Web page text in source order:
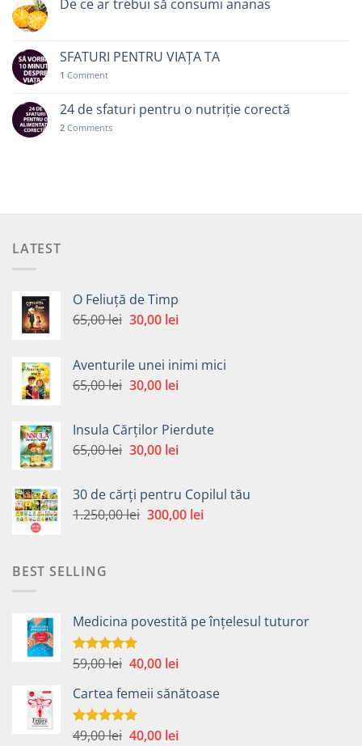
De ce ar trebui să consumi ananas
SFATURI PENTRU VIAȚA TA
1 Comment
24 de sfaturi pentru o nutriție corectă
2 Comments
LATEST
O Feliuță de Timp
65,00lei Prețul
fost:
65,00 lei.
30,00 leiPrețul
30,00 lei.
Aventurile unei inimi mici
65,00lei Prețul
fost:
65,00 lei.
30,00 leiPrețul
30,00 lei.
Insula Cărților Pierdute
65,00lei Prețul
fost:
65,00 lei.
30,00 leiPrețul
30,00 lei.
30 de cărți pentru Copilul tău
1.250,00lei Prețul
300,00 leiPrețul
BEST SELLING
Medicina povestită pe înțelesul tuturor
Evaluat la
59,00lei Prețul
a
fost:
59,00 lei.
40,00 leiPrețul
este:
Cartea femeii sănătoase
Evaluat la
49,00lei Prețul
40,00 leiPrețul